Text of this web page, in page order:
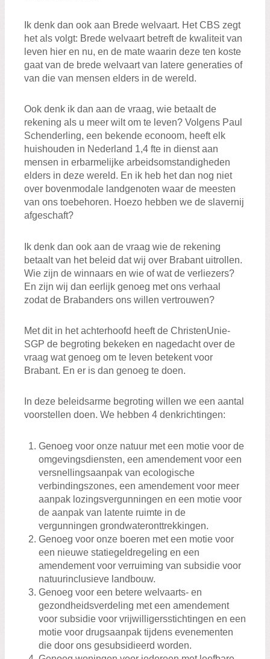
Ik denk dan ook aan Brede welvaart. Het CBS zegt
het als volgt: Brede welvaart betreft de kwaliteit van
leven hier en nu, en de mate waarin deze ten koste
gaat van de brede welvaart van latere generaties of
van die van mensen elders in de wereld.
Ook denk ik dan aan de vraag, wie betaalt de
rekening als u meer wilt om te leven? Volgens Paul
Schenderling, een bekende econoom, heeft elk
huishouden in Nederland 1,4 fte in dienst aan
mensen in erbarmelijke arbeidsomstandigheden
elders in deze wereld. En ik heb het dan nog niet
over bovenmodale landgenoten waar de meesten
van ons toebehoren. Hoezo hebben we de slavernij
afgeschaft?
Ik denk dan ook aan de vraag wie de rekening
betaalt van het beleid dat wij over Brabant uitrollen.
Wie zijn de winnaars en wie of wat de verliezers?
En zijn wij dan eerlijk genoeg met ons verhaal
zodat de Brabanders ons willen vertrouwen?
Met dit in het achterhoofd heeft de ChristenUnie-
SGP de begroting bekeken en nagedacht over de
vraag wat genoeg om te leven betekent voor
Brabant. En er is dan genoeg te doen.
In deze beleidsarme begroting willen we een aantal
voorstellen doen. We hebben 4 denkrichtingen:
Genoeg voor onze natuur met een motie voor de
omgevingsdiensten, een amendement voor een
versnellingsaanpak van ecologische
verbindingszones, een amendement voor meer
aanpak lozingsvergunningen en een motie voor
de aanpak van latente ruimte in de
vergunningen grondwateronttrekkingen.
Genoeg voor onze boeren met een motie voor
een nieuwe statiegeldregeling en een
amendement voor verruiming van subsidie voor
natuurinclusieve landbouw.
Genoeg voor een betere welvaarts- en
gezondheidsverdeling met een amendement
voor subsidie voor vrijwilligersstichtingen en een
motie voor drugsaanpak tijdens evenementen
die door ons gesubsidieerd worden.